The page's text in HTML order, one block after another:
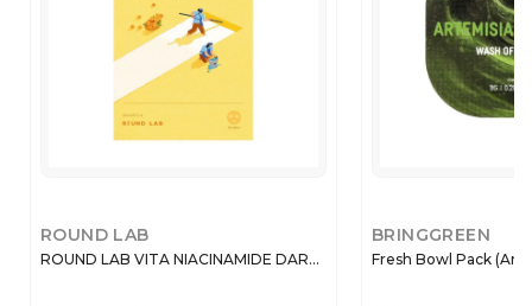
ROUND LAB
ROUND LAB VITA NIACINAMIDE DAR...
BRINGGREEN
Fresh Bowl Pack